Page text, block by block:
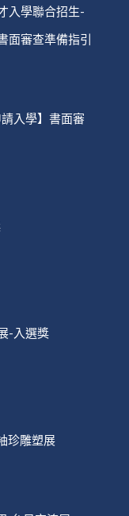
入學聯合招生-
面審查準備指引
請入學】書面審
-入選獎
珍雕塑展